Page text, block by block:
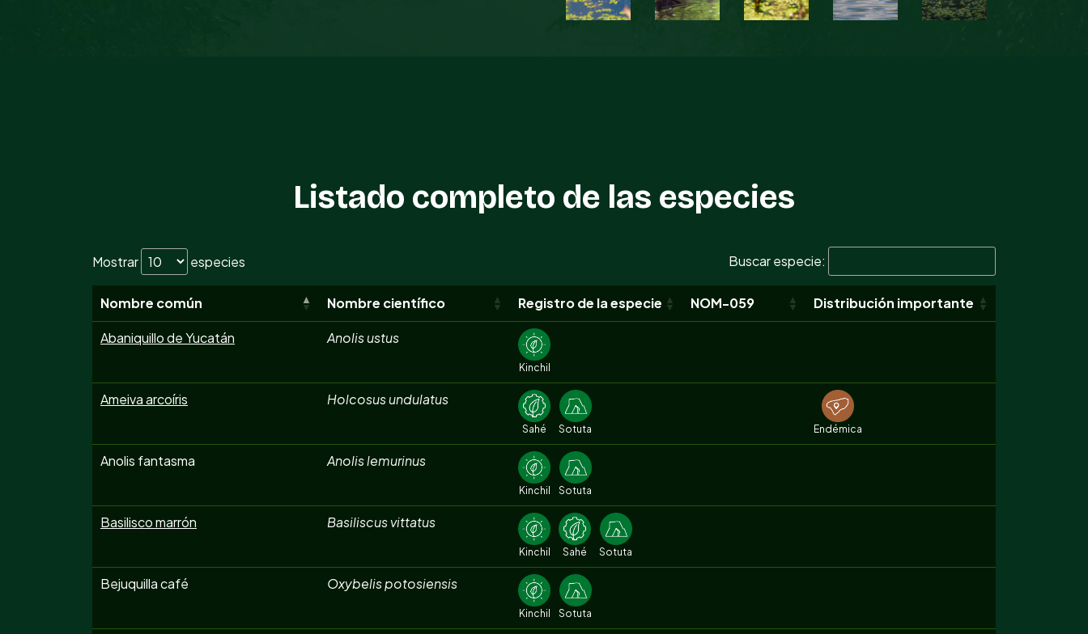
Listado completo de las especies
Mostrar especies Buscar especie:
Nombre común Nombre científico Registro de la especie NOM-059 Distribución importante
Abaniquillo de Yucatán Anolis ustus
Kinchil
Ameiva arcoíris Holcosus undulatus
Sahé Sotuta Endémica
Anolis fantasma Anolis lemurinus
Kinchil Sotuta
Basilisco marrón Basiliscus vittatus
Kinchil Sahé Sotuta
Bejuquilla café Oxybelis potosiensis
Kinchil Sotuta